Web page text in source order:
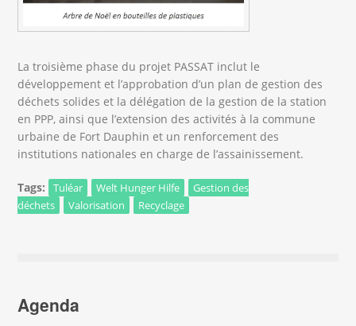
La troisième phase du projet PASSAT inclut le
développement et l’approbation d’un plan de gestion des
déchets solides et la délégation de la gestion de la station
en PPP, ainsi que l’extension des activités à la commune
urbaine de Fort Dauphin et un renforcement des
institutions nationales en charge de l’assainissement.
Tags: Tuléar Welt Hunger Hilfe
Gestion des
déchets
Valorisation Recyclage
Agenda